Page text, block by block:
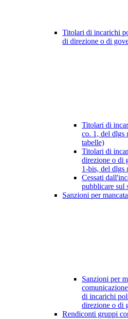
Titolari di incarichi
di direzione o di
Titolari di
co. 1, del dlgs
tabelle)
Titolari di
direzione o di
1-bis, del dlgs
Cessati
pubblicare sul
Sanzioni per
Sanzioni per
di incarichi
direzione o di
Rendiconti gruppi